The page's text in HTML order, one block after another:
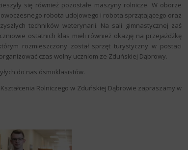
się również pozostałe maszyny rolnicze. W oborze
robota udojowego i robota sprzątającego oraz
techników weterynarii. Na sali gimnastycznej zaś
ostatnich klas mieli również okazję na przejażdżkę
rozmieszczony został sprzęt turystyczny w postaci
czas wolny uczniom ze Zduńskiej Dąbrowy.
do nas ósmoklasistów.
Rolniczego w Zduńskiej Dąbrowie zapraszamy w